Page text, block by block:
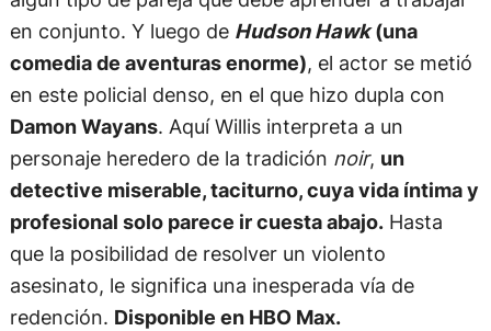
en conjunto. Y luego de Hudson Hawk(una
comedia de aventuras enorme), el actor se metió
en este policial denso, en el que hizo dupla con
Damon Wayans. Aquí Willis interpreta a un
personaje heredero de la tradición noir, un
detective miserable, taciturno, cuya vida íntima y
profesional solo parece ir cuesta abajo.Hasta
que la posibilidad de resolver un violento
asesinato, le significa una inesperada vía de
redención. Disponible en HBO Max.